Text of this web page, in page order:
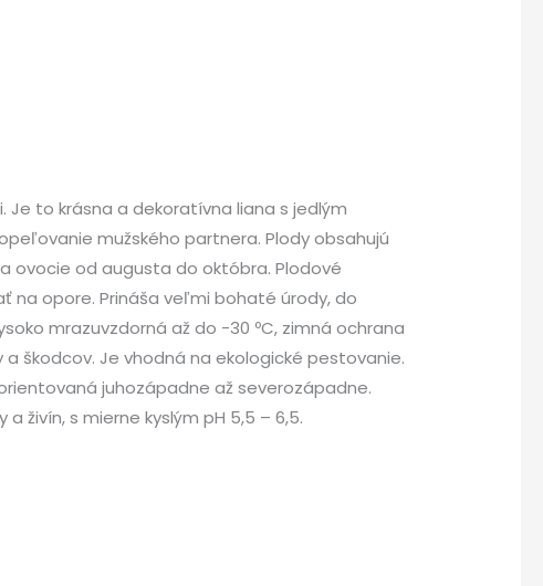
Je to krásna a dekoratívna liana s jedlým
mužského partnera. Plody obsahujú
ovocie od augusta do októbra. Plodové
na opore. Prináša veľmi bohaté úrody, do
mrazuvzdorná až do -30 ºC, zimná ochrana
škodcov. Je vhodná na ekologické pestovanie.
juhozápadne až severozápadne.
živín, s mierne kyslým pH 5,5 – 6,5.